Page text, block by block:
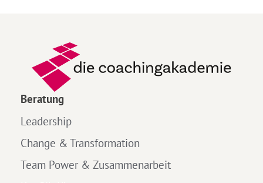
Beratung
Leadership
Change & Transformation
Team Power & Zusammenarbeit